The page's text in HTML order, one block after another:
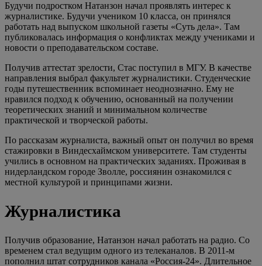
Будучи подростком Натанзон начал проявлять интерес к
журналистике. Будучи учеником 10 класса, он принялся
работать над выпуском школьной газеты «Суть дела». Там
публиковалась информация о конфликтах между учениками и
новости о преподавательском составе.
Получив аттестат зрелости, Стас поступил в МГУ. В качестве
направления выбрал факультет журналистики. Студенческие
годы путешественник вспоминает неоднозначно. Ему не
нравился подход к обучению, основанный на получении
теоретических знаний и минимальном количестве
практической и творческой работы.
По рассказам журналиста, важный опыт он получил во время
стажировки в Виндесхаймском университете. Там студенты
учились в основном на практических заданиях. Проживая в
нидерландском городе Зволле, россиянин ознакомился с
местной культурой и принципами жизни.
Журналистика
Получив образование, Натанзон начал работать на радио. Со
временем стал ведущим одного из телеканалов. В 2011-м
пополнил штат сотрудников канала «Россия-24». Длительное